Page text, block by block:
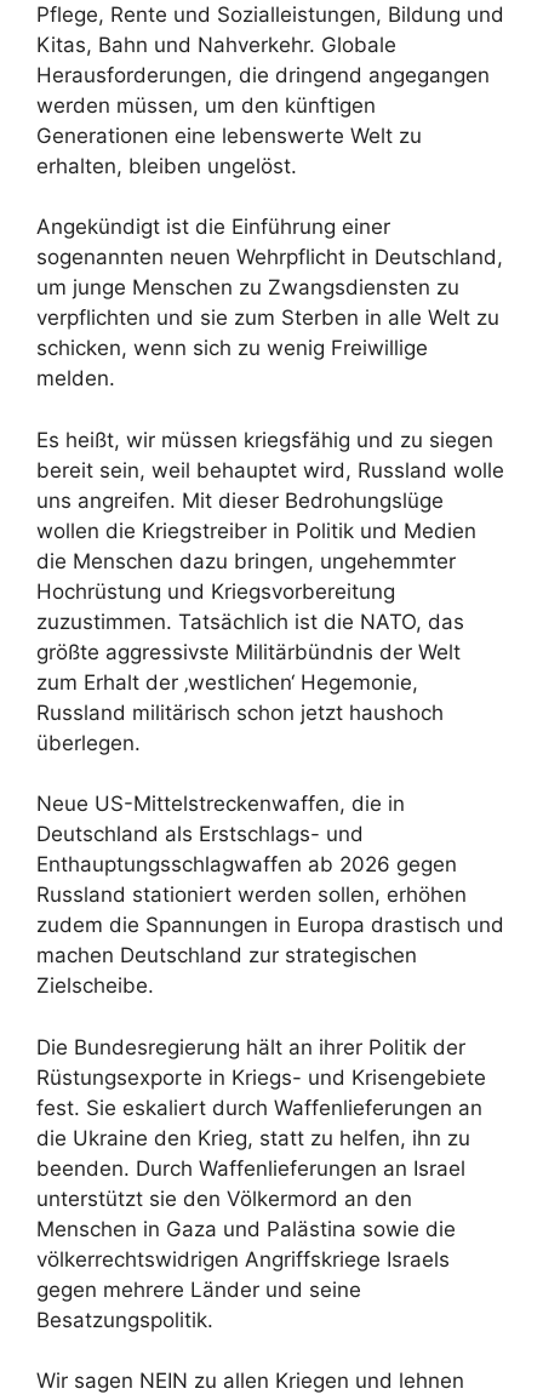
Pflege, Rente und Sozialleistungen, Bildung und
Kitas, Bahn und Nahverkehr. Globale
Herausforderungen, die dringend angegangen
werden müssen, um den künftigen
Generationen eine lebenswerte Welt zu
erhalten, bleiben ungelöst.
Angekündigt ist die Einführung einer
sogenannten neuen Wehrpflicht in Deutschland,
um junge Menschen zu Zwangsdiensten zu
verpflichten und sie zum Sterben in alle Welt zu
schicken, wenn sich zu wenig Freiwillige
melden.
Es heißt, wir müssen kriegsfähig und zu siegen
bereit sein, weil behauptet wird, Russland wolle
uns angreifen. Mit dieser Bedrohungslüge
wollen die Kriegstreiber in Politik und Medien
die Menschen dazu bringen, ungehemmter
Hochrüstung und Kriegsvorbereitung
zuzustimmen. Tatsächlich ist die NATO, das
größte aggressivste Militärbündnis der Welt
zum Erhalt der ‚westlichen‘ Hegemonie,
Russland militärisch schon jetzt haushoch
überlegen.
Neue US-Mittelstreckenwaffen, die in
Deutschland als Erstschlags- und
Enthauptungsschlagwaffen ab 2026 gegen
Russland stationiert werden sollen, erhöhen
zudem die Spannungen in Europa drastisch und
machen Deutschland zur strategischen
Zielscheibe.
Die Bundesregierung hält an ihrer Politik der
Rüstungsexporte in Kriegs- und Krisengebiete
fest. Sie eskaliert durch Waffenlieferungen an
die Ukraine den Krieg, statt zu helfen, ihn zu
beenden. Durch Waffenlieferungen an Israel
unterstützt sie den Völkermord an den
Menschen in Gaza und Palästina sowie die
völkerrechtswidrigen Angriffskriege Israels
gegen mehrere Länder und seine
Besatzungspolitik.
Wir sagen NEIN zu allen Kriegen und lehnen